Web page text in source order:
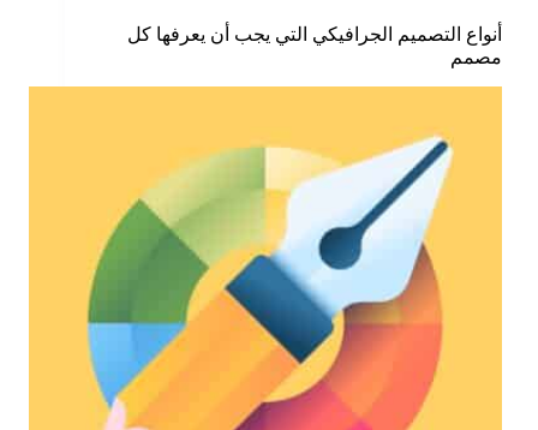
أنواع التصميم الجرافيكي التي يجب أن يعرفها كل
مصمم